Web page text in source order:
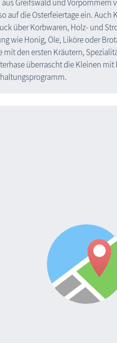
Greifswald und
auf die Osterfeiertage ein.
über Korbwaren, Holz- und
wie Honig, Öle, Liköre oder
mit den ersten Kräutern,
überrascht die Kleinen